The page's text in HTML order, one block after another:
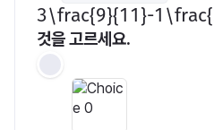
​3\frac{9}{11}-
것을 고르세요.